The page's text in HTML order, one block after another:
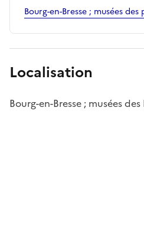
Bourg-en-Bresse ; musées
Localisation
Bourg-en-Bresse ; musées